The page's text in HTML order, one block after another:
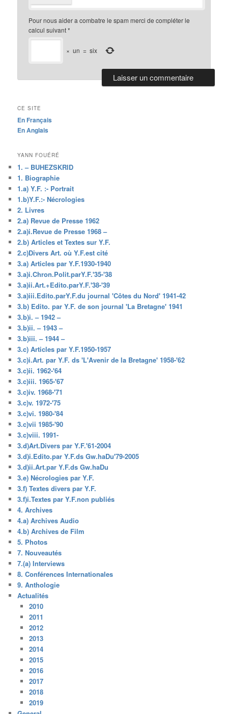
Pour nous aider a combatre le spam merci de compléter le
calcul suivant*
× un = six
CE SITE
En Français
En Anglais
YANN FOUÉRÉ
1. – BUHEZSKRID
1. Biographie
1.a) Y.F. :- Portrait
1.b)Y.F.:- Nécrologies
2. Livres
2.a) Revue de Presse 1962
2.a)i.Revue de Presse 1968 –
2.b) Articles et Textes sur Y.F.
2.c)Divers Art. où Y.F.est cité
3.a) Articles par Y.F.1930-1940
3.a)i.Chron.Polit.parY.F.'35-'38
3.a)ii.Art.+Edito.parY.F.'38-'39
3.a)iii.Edito.parY.F.du journal 'Côtes du Nord' 1941-42
3.b) Edito. par Y.F. de son journal 'La Bretagne' 1941
3.b)i. – 1942 –
3.b)ii. – 1943 –
3.b)iii. – 1944 –
3.c) Articles par Y.F.1950-1957
3.c)i.Art. par Y.F. ds 'L'Avenir de la Bretagne' 1958-'62
3.c)ii. 1962-'64
3.c)iii. 1965-'67
3.c)iv. 1968-'71
3.c)v. 1972-'75
3.c)vi. 1980-'84
3.c)vii 1985-'90
3.c)viii. 1991-
3.d)Art.Divers par Y.F.'61-2004
3.d)i.Edito.par Y.F.ds Gw.haDu'79-2005
3.d)ii.Art.par Y.F.ds Gw.haDu
3.e) Nécrologies par Y.F.
3.f) Textes divers par Y.F.
3.f)i.Textes par Y.F.non publiés
4. Archives
4.a) Archives Audio
4.b) Archives de Film
5. Photos
7. Nouveautés
7.(a) Interviews
8. Conférences Internationales
9. Anthologie
Actualités
2010
2011
2012
2013
2014
2015
2016
2017
2018
2019